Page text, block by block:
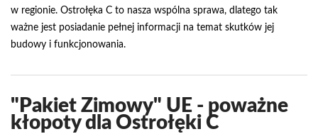
w regionie. Ostrołęka C to nasza wspólna sprawa, dlatego tak
ważne jest posiadanie pełnej informacji na temat skutków jej
budowy i funkcjonowania.
"Pakiet Zimowy" UE - poważne
kłopoty dla Ostrołęki C